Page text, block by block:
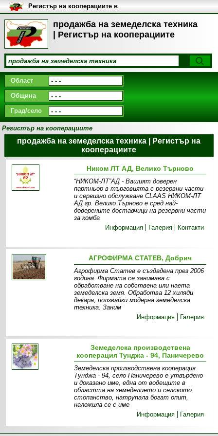
продажба на земеделска техника
| Регистър на кооперациите
Регистър на кооперациите в
България
Област
Община
Град/село
Регистър на кооперациите
продажба на земеделска техника | Регистър на
кооперациите
Ником ЛТ АД, Велико Търново
“НИКОМ-ЛТ”АД - Вашият доверен
партньор в търговията с резервни части
и сервизно обслужване CLAAS НИКОМ-ЛТ
АД гр. Велико Търново е сред най-
доверените доставчици на резервни части
за комба
Информация
Галерия Контакти
АГРОФИРМА СТАТЕВ, Добрич
Агрофирма Статев е създадена през 2006
година. Фирмата се занимава с
обработване на собствена или наета
земеделска земя. Обработва 12 хиляди
декара, ползвайки модерна земеделска
техника. Заним
Информация
Галерия
Земеделска производствена
кооперация Тунджа - 94, Паничерево
Земеделска производствена кооперация
Тунджа - 94, село Паничерево e утвърдено
и доказано име, една от водещите в
областта на земеделието и селското
стопанство, натрупала богат опит,
наложила се с име
Информация
Галерия